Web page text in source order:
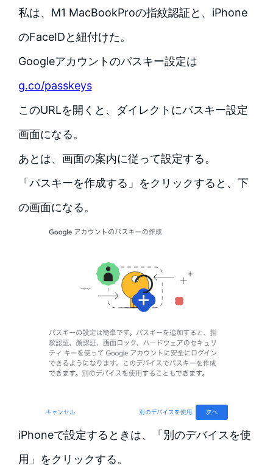
私は、M1 MacBookProの指紋認証と、iPhone
のFaceIDと紐付けた。
Googleアカウントのパスキー設定は
g.co/passkeys
このURLを開くと、ダイレクトにパスキー設定
画面になる。
あとは、画面の案内に従って設定する。
「パスキーを作成する」をクリックすると、下
の画面になる。
iPhoneで設定するときは、「別のデバイスを使
用」をクリックする。